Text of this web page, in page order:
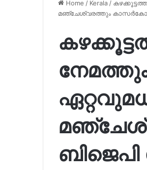
Home / Kerala /
മഞ്ചേശ്വരത്തും